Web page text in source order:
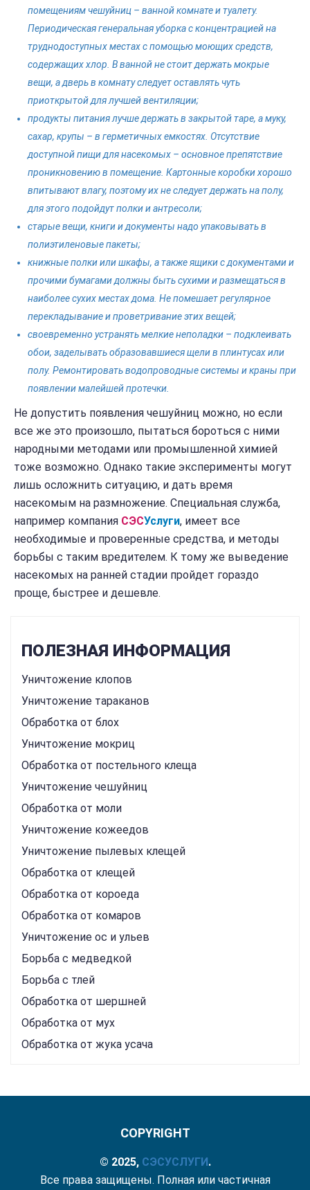
помещениям чешуйниц – ванной комнате и туалету.
Периодическая генеральная уборка с концентрацией на
труднодоступных местах с помощью моющих средств,
содержащих хлор. В ванной не стоит держать мокрые
вещи, а дверь в комнату следует оставлять чуть
приоткрытой для лучшей вентиляции;
продукты питания лучше держать в закрытой таре, а муку,
сахар, крупы – в герметичных емкостях. Отсутствие
доступной пищи для насекомых – основное препятствие
проникновению в помещение. Картонные коробки хорошо
впитывают влагу, поэтому их не следует держать на полу,
для этого подойдут полки и антресоли;
старые вещи, книги и документы надо упаковывать в
полиэтиленовые пакеты;
книжные полки или шкафы, а также ящики с документами и
прочими бумагами должны быть сухими и размещаться в
наиболее сухих местах дома. Не помешает регулярное
перекладывание и проветривание этих вещей;
своевременно устранять мелкие неполадки – подклеивать
обои, заделывать образовавшиеся щели в плинтусах или
полу. Ремонтировать водопроводные системы и краны при
появлении малейшей протечки.
Не допустить появления чешуйниц можно, но если
все же это произошло, пытаться бороться с ними
народными методами или промышленной химией
тоже возможно. Однако такие эксперименты могут
лишь осложнить ситуацию, и дать время
насекомым на размножение. Специальная служба,
например компания СЭСУслуги, имеет все
необходимые и проверенные средства, и методы
борьбы с таким вредителем. К тому же выведение
насекомых на ранней стадии пройдет гораздо
проще, быстрее и дешевле.
ПОЛЕЗНАЯ ИНФОРМАЦИЯ
Уничтожение клопов
Уничтожение тараканов
Обработка от блох
Уничтожение мокриц
Обработка от постельного клеща
Уничтожение чешуйниц
Обработка от моли
Уничтожение кожеедов
Уничтожение пылевых клещей
Обработка от клещей
Обработка от короеда
Обработка от комаров
Уничтожение ос и ульев
Борьба с медведкой
Борьба с тлей
Обработка от шершней
Обработка от мух
Обработка от жука усача
COPYRIGHT
© 2025, СЭСУСЛУГИ.
Все права защищены. Полная или частичная